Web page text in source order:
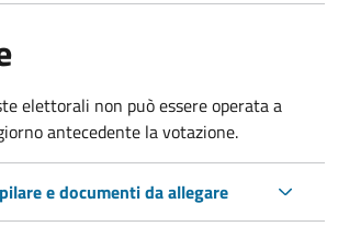
elettorali non può essere operata a
antecedente la votazione.
e documenti da allegare